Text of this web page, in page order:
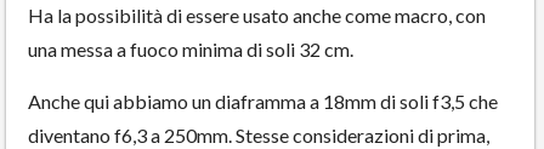
Ha la possibilità di essere usato anche come macro, con
una messa a fuoco minima di soli 32 cm.
Anche qui abbiamo un diaframma a 18mm di soli f3,5 che
diventano f6,3 a 250mm. Stesse considerazioni di prima,